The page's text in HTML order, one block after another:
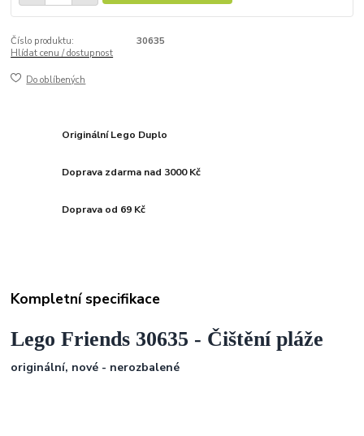
Číslo produktu:
30635
Hlídat cenu / dostupnost
Do oblíbených
Originální Lego Duplo
Doprava zdarma nad 3000 Kč
Doprava od 69 Kč
Kompletní specifikace
Lego Friends 30635 - Čištění pláže
originální, nové - nerozbalené